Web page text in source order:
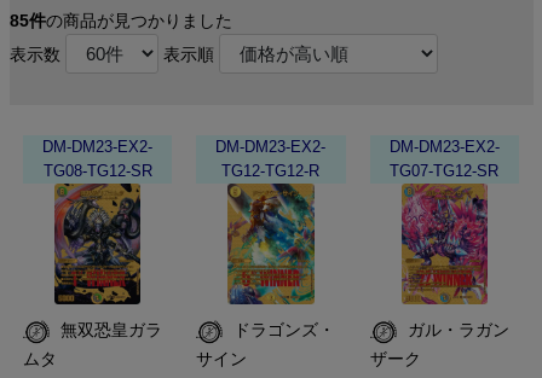
85件の商品が見つかりました
表示数
表示順
DM-DM23-EX2-
TG08-TG12-SR
ムタ
DM-DM23-EX2-
TG12-TG12-R
サイン
DM-DM23-EX2-
TG07-TG12-SR
ザーク